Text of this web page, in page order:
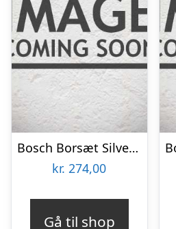
Bosch Borsæt Silver Perc 4-12mm 7stk Robustlin – 2607010545
kr. 274,00
Gå til shop